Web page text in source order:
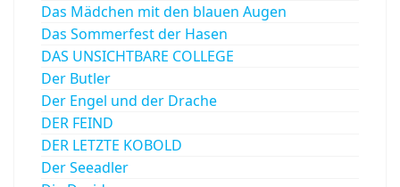
Das Mädchen mit den blauen Augen
Das Sommerfest der Hasen
DAS UNSICHTBARE COLLEGE
Der Butler
Der Engel und der Drache
DER FEIND
DER LETZTE KOBOLD
Der Seeadler